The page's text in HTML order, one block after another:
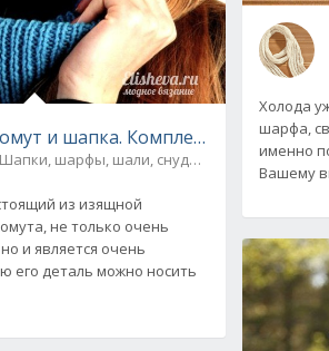
и шапка. Комплект "Миссис Х"
Шапки, шарфы, шали, снуды и палантины
из изящной
не только очень
и является очень
его деталь можно носить
Холода
шарфа,
именно
Вашему